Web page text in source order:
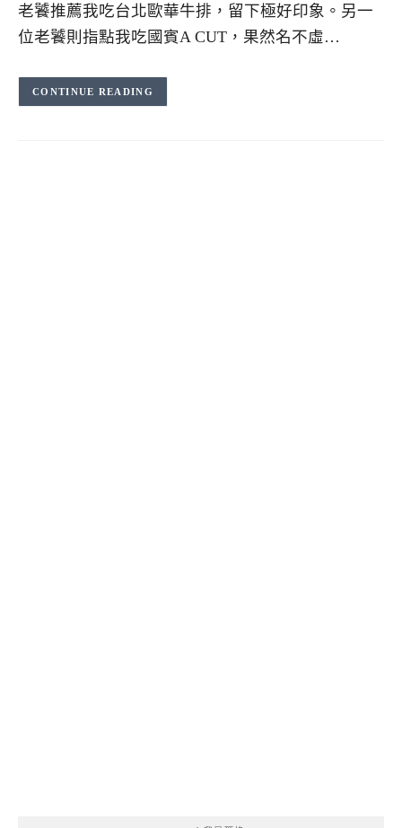
老饕推薦我吃台北歐華牛排，留下極好印象。另一
位老饕則指點我吃國賓A CUT，果然名不虛…
CONTINUE READING